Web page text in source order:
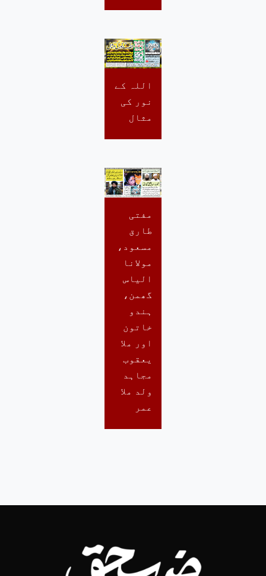
اللہ کے
نور کی
مثال
مفتی
طارق
مسعود،
مولانا
الیاس
گھمن،
ہندو
خاتون
اور ملا
یعقوب
مجاہد
ولد ملا
عمر